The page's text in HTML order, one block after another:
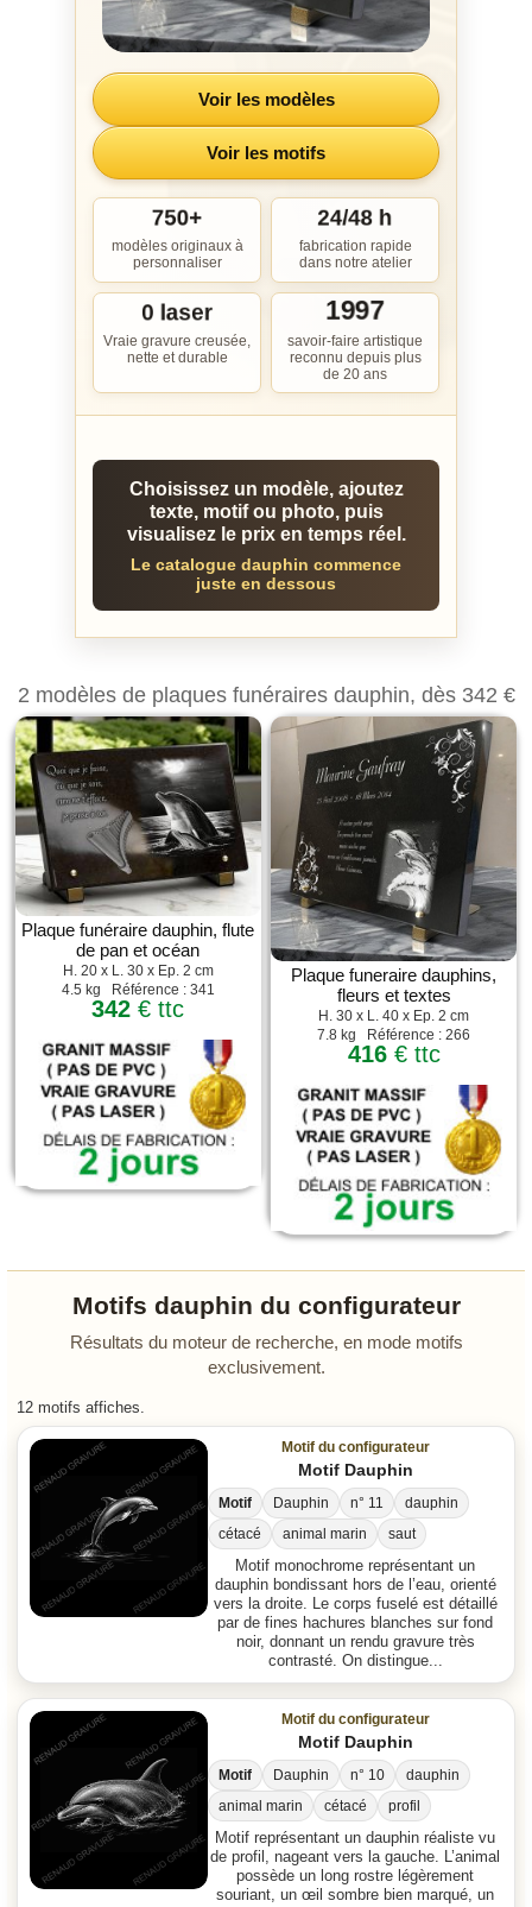
Voir les modèles
Voir les motifs
750+
modèles originaux à
personnaliser
24/48 h
fabrication rapide
dans notre atelier
0 laser
Vraie gravure creusée,
nette et durable
1997
savoir-faire artistique
reconnu depuis plus
de 20 ans
Choisissez un modèle, ajoutez
texte, motif ou photo, puis
visualisez le prix en temps réel.
Le catalogue dauphin commence
juste en dessous
2 modèles de plaques funéraires dauphin, dès 342 €
Plaque funéraire dauphin, flute
de pan et océan
H. 20 x L. 30 x Ep. 2 cm
4.5 kg Référence : 341
342 € ttc
Plaque funeraire dauphins,
fleurs et textes
H. 30 x L. 40 x Ep. 2 cm
7.8 kg Référence : 266
416€ ttc
Motifs dauphin du configurateur
Résultats du moteur de recherche, en mode motifs
exclusivement.
12 motifs affiches.
Motif du configurateur
Motif Dauphin
Motif Dauphin n° 11
dauphin
cétacé
animal marin
saut
Motif monochrome représentant un
dauphin bondissant hors de l’eau, orienté
vers la droite. Le corps fuselé est détaillé
par de fines hachures blanches sur fond
noir, donnant un rendu gravure très
contrasté. On distingue...
Motif du configurateur
Motif Dauphin
Motif Dauphin n° 10
dauphin
animal marin
cétacé
profil
Motif représentant un dauphin réaliste vu
de profil, nageant vers la gauche. L’animal
possède un long rostre légèrement
souriant, un œil sombre bien marqué, un